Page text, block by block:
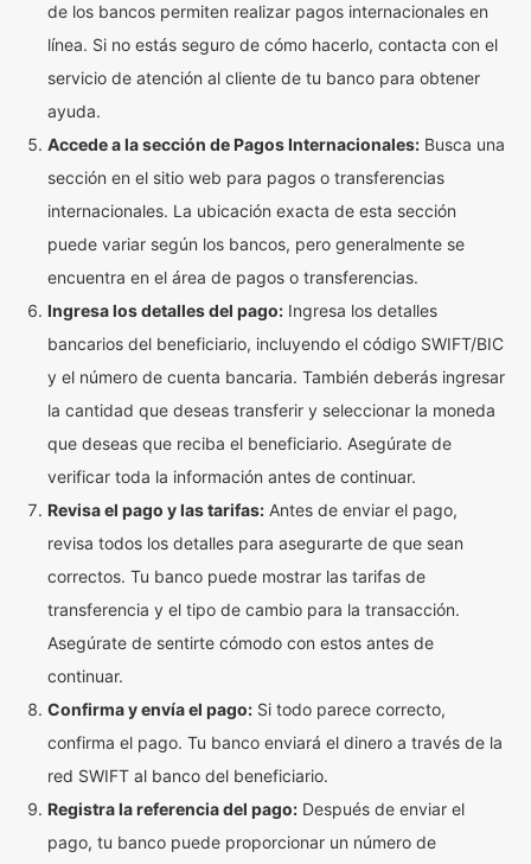
de los bancos permiten realizar pagos internacionales en
línea. Si no estás seguro de cómo hacerlo, contacta con el
servicio de atención al cliente de tu banco para obtener
ayuda.
Accede a la sección de Pagos Internacionales: Busca una
sección en el sitio web para pagos o transferencias
internacionales. La ubicación exacta de esta sección
puede variar según los bancos, pero generalmente se
encuentra en el área de pagos o transferencias.
Ingresa los detalles del pago: Ingresa los detalles
bancarios del beneficiario, incluyendo el código SWIFT/BIC
y el número de cuenta bancaria. También deberás ingresar
la cantidad que deseas transferir y seleccionar la moneda
que deseas que reciba el beneficiario. Asegúrate de
verificar toda la información antes de continuar.
Revisa el pago y las tarifas: Antes de enviar el pago,
revisa todos los detalles para asegurarte de que sean
correctos. Tu banco puede mostrar las tarifas de
transferencia y el tipo de cambio para la transacción.
Asegúrate de sentirte cómodo con estos antes de
continuar.
Confirma y envía el pago: Si todo parece correcto,
confirma el pago. Tu banco enviará el dinero a través de la
red SWIFT al banco del beneficiario.
Registra la referencia del pago: Después de enviar el
pago, tu banco puede proporcionar un número de